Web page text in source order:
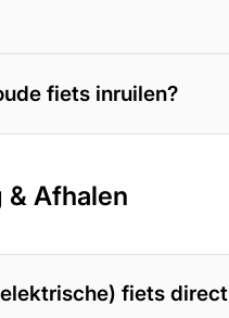
fiets inruilen?
& Afhalen
fiets direct